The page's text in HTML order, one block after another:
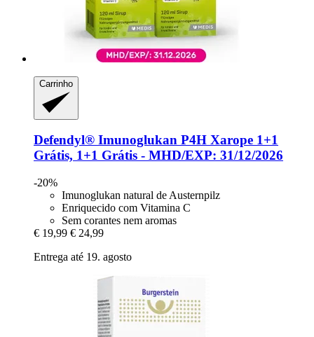
Carrinho
Defendyl® Imunoglukan P4H Xarope 1+1
Grátis, 1+1 Grátis -​ MHD/EXP: 31/12/2026
-20%
Imunoglukan natural de Austernpilz
Enriquecido com Vitamina C
Sem corantes nem aromas
€ 19,99 € 24,99
Entrega até 19. agosto